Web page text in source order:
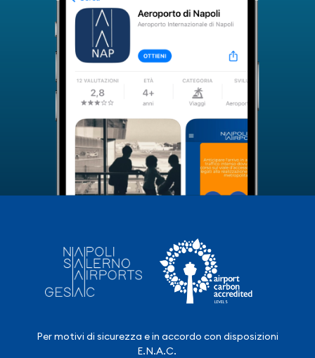
Per motivi di sicurezza e in accordo con disposizioni
E.N.A.C.